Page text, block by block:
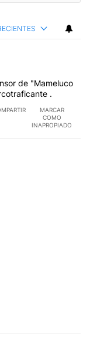
de "Mameluco
.
MARCAR
COMO
INAPROPIADO